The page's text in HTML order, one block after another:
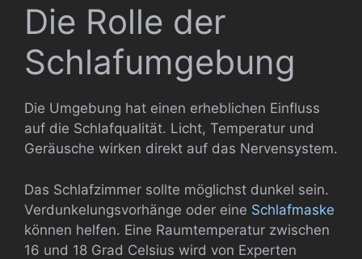
Die Rolle der
Schlafumgebung
Die Umgebung hat einen erheblichen Einfluss
auf die Schlafqualität. Licht, Temperatur und
Geräusche wirken direkt auf das Nervensystem.
Das Schlafzimmer sollte möglichst dunkel sein.
Verdunkelungsvorhänge oder eine Schlafmaske
können helfen. Eine Raumtemperatur zwischen
16 und 18 Grad Celsius wird von Experten